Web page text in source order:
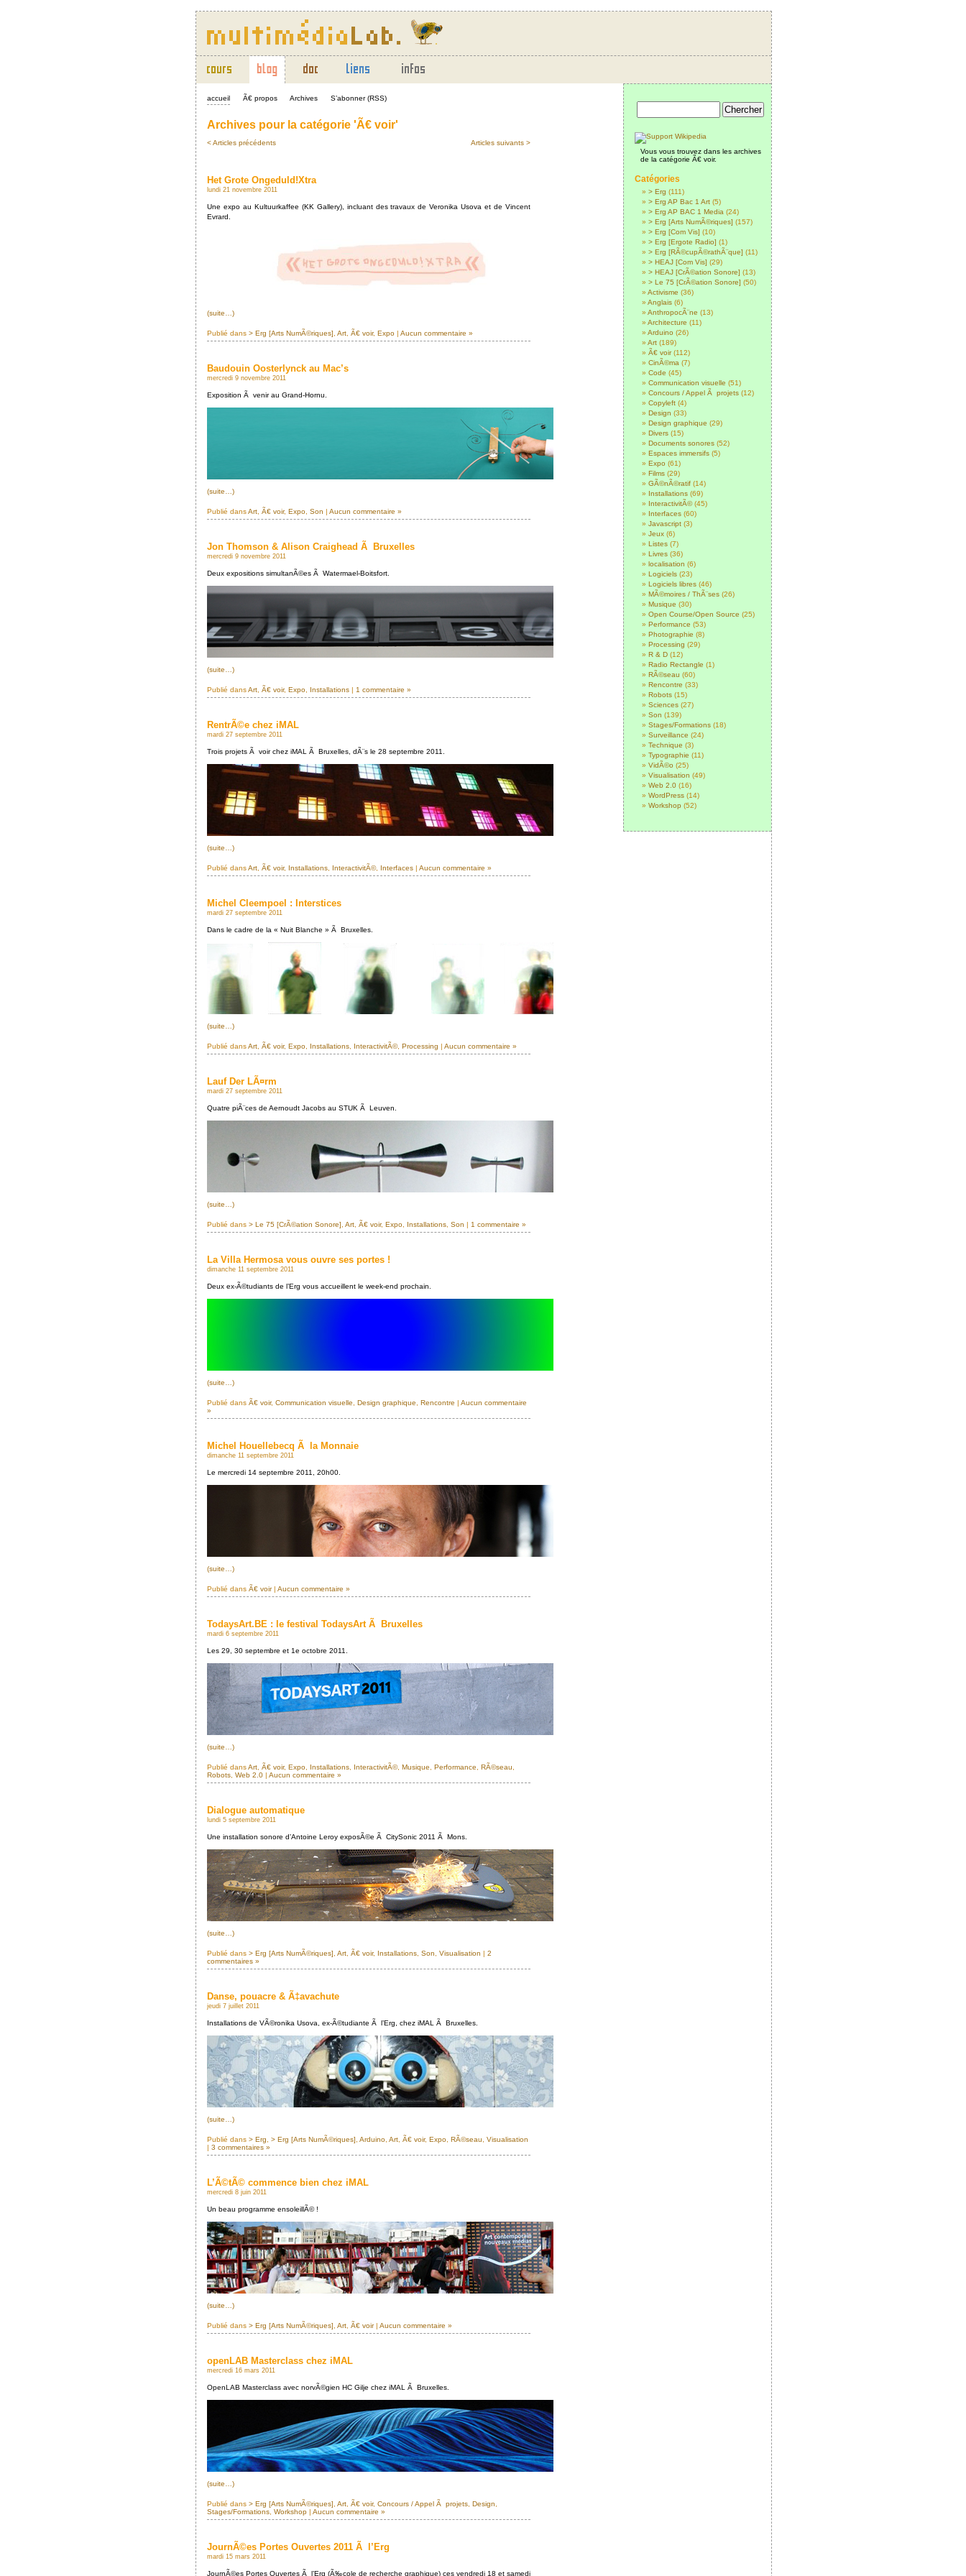
accueil Ã€ propos Archives S’abonner (RSS)
Vous vous trouvez dans les archives
de la catégorie Ã€ voir.
Catégories
> Erg (111)
> Erg AP Bac 1 Art (5)
> Erg AP BAC 1 Media (24)
> Erg [Arts NumÃ©riques] (157)
> Erg [Com Vis] (10)
> Erg [Ergote Radio] (1)
> Erg [RÃ©cupÃ©rathÃ¨que] (11)
> HEAJ [Com Vis] (29)
> HEAJ [CrÃ©ation Sonore] (13)
> Le 75 [CrÃ©ation Sonore] (50)
Activisme (36)
Anglais (6)
AnthropocÃ¨ne (13)
Architecture (11)
Arduino (26)
Art (189)
Ã€ voir(112)
CinÃ©ma (7)
Code (45)
Communication visuelle (51)
Concours / Appel Ã projets (12)
Copyleft (4)
Design (33)
Design graphique (29)
Divers (15)
Documents sonores (52)
Espaces immersifs (5)
Expo (61)
Films (29)
GÃ©nÃ©ratif (14)
Installations (69)
InteractivitÃ©(45)
Interfaces (60)
Javascript (3)
Jeux (6)
Listes (7)
Livres (36)
localisation (6)
Logiciels (23)
Logiciels libres (46)
MÃ©moires / ThÃ¨ses (26)
Musique (30)
Open Course/Open Source (25)
Performance (53)
Photographie (8)
Processing (29)
R & D (12)
Radio Rectangle (1)
RÃ©seau (60)
Rencontre (33)
Robots (15)
Sciences (27)
Son (139)
Stages/Formations (18)
Surveillance (24)
Technique (3)
Typographie (11)
VidÃ©o (25)
Visualisation (49)
Web 2.0 (16)
WordPress (14)
Workshop (52)
Archives pour la catégorie 'Ã€ voir'
< Articles précédents Articles suivants >
Het Grote Ongeduld!Xtra
lundi 21 novembre 2011
Une expo au Kultuurkaffee (KK Gallery), incluant des travaux de Veronika Usova et de Vincent
Evrard.
(suite…)
Publié dans > Erg [Arts NumÃ©riques] Art Ã€ voir, Expo | Aucun commentaire »
Baudouin Oosterlynck au Mac’s
mercredi 9 novembre 2011
Exposition Ã venir au Grand-Hornu.
(suite…)
Publié dansArt Ã€ voir, Expo Son | Aucun commentaire »
Jon Thomson & Alison Craighead Ã Bruxelles
mercredi 9 novembre 2011
Deux expositions simultanÃ©es Ã Watermael-Boitsfort.
(suite…)
Publié dansArt Ã€ voir, Expo Installations | 1 commentaire »
RentrÃ©e chez iMAL
mardi 27 septembre 2011
Trois projets Ã voir chez iMAL Ã Bruxelles, dÃ¨s le 28 septembre 2011.
(suite…)
Publié dansArt Ã€ voir, Installations InteractivitÃ©, Interfaces | Aucun commentaire »
Michel Cleempoel : Interstices
mardi 27 septembre 2011
Dans le cadre de la « Nuit Blanche » Ã Bruxelles.
(suite…)
Publié dansArt Ã€ voir, Expo Installations InteractivitÃ©, Processing | Aucun commentaire »
Lauf Der LÃ¤rm
mardi 27 septembre 2011
Quatre piÃ¨ces de Aernoudt Jacobs au STUK Ã Leuven.
(suite…)
Publié dans > Le 75 [CrÃ©ation Sonore] Art Ã€ voir, Expo Installations Son | 1 commentaire »
La Villa Hermosa vous ouvre ses portes !
dimanche 11 septembre 2011
Deux ex-Ã©tudiants de l’Erg vous accueillent le week-end prochain.
(suite…)
Publié dans Ã€ voir, Communication visuelle Design graphique Rencontre | Aucun commentaire
»
Michel Houellebecq Ã la Monnaie
dimanche 11 septembre 2011
Le mercredi 14 septembre 2011, 20h00.
(suite…)
Publié dans Ã€ voir| Aucun commentaire »
TodaysArt.BE : le festival TodaysArt Ã Bruxelles
mardi 6 septembre 2011
Les 29, 30 septembre et 1e octobre 2011.
(suite…)
Publié dansArt Ã€ voir, Expo Installations InteractivitÃ©, Musique Performance RÃ©seau
Robots Web 2.0 | Aucun commentaire »
Dialogue automatique
lundi 5 septembre 2011
Une installation sonore d’Antoine Leroy exposÃ©e Ã CitySonic 2011 Ã Mons.
(suite…)
Publié dans > Erg [Arts NumÃ©riques] Art Ã€ voir, Installations Son Visualisation | 2
commentaires »
Danse, pouacre & Ã‡avachute
jeudi 7 juillet 2011
Installations de VÃ©ronika Usova, ex-Ã©tudiante Ã l’Erg, chez iMAL Ã Bruxelles.
(suite…)
Publié dans > Erg > Erg [Arts NumÃ©riques] Arduino Art Ã€ voir, Expo RÃ©seau
Visualisation
| 3 commentaires »
L’Ã©tÃ© commence bien chez iMAL
mercredi 8 juin 2011
Un beau programme ensoleillÃ© !
(suite…)
Publié dans > Erg [Arts NumÃ©riques] Art Ã€ voir| Aucun commentaire »
openLAB Masterclass chez iMAL
mercredi 16 mars 2011
OpenLAB Masterclass avec norvÃ©gien HC Gilje chez iMAL Ã Bruxelles.
(suite…)
Publié dans > Erg [Arts NumÃ©riques] Art Ã€ voir, Concours / Appel Ã projets Design
Stages/Formations Workshop | Aucun commentaire »
JournÃ©es Portes Ouvertes 2011 Ã l’Erg
mardi 15 mars 2011
JournÃ©es Portes Ouvertes Ã l’Erg (Ã‰cole de recherche graphique) ces vendredi 18 et samedi